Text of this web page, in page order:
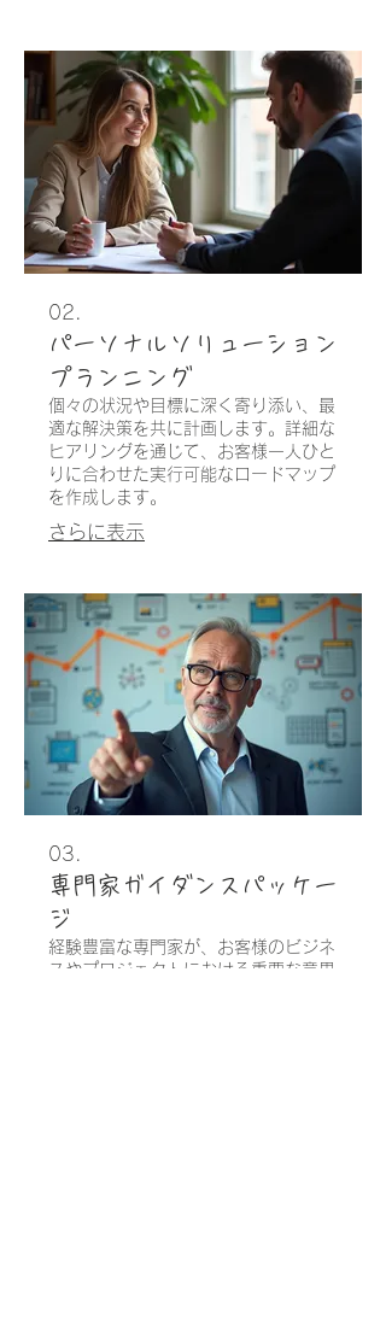
02.
パーソナルソリューション
プランニング
個々の状況や目標に深く寄り添い、最
適な解決策を共に計画します。詳細な
ヒアリングを通じて、お客様一人ひと
りに合わせた実行可能なロードマップ
を作成します。
さらに表示
03.
専門家ガイダンスパッケー
ジ
経験豊富な専門家が、お客様のビジネ
スやプロジェクトにおける重要な意思